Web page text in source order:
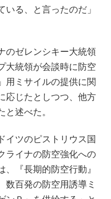
る、と言ったのだ」
のゼレンシキー大統領
大統領が会談時に防空
用ミサイルの提供に関
応じたとしつつ、他方
と述べた。
イツのピストリウス国
ライナの防空強化への
『長期的防空行動』
数百発の防空用誘導ミ